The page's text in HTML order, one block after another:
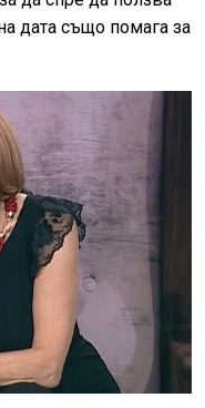
дата също помага за